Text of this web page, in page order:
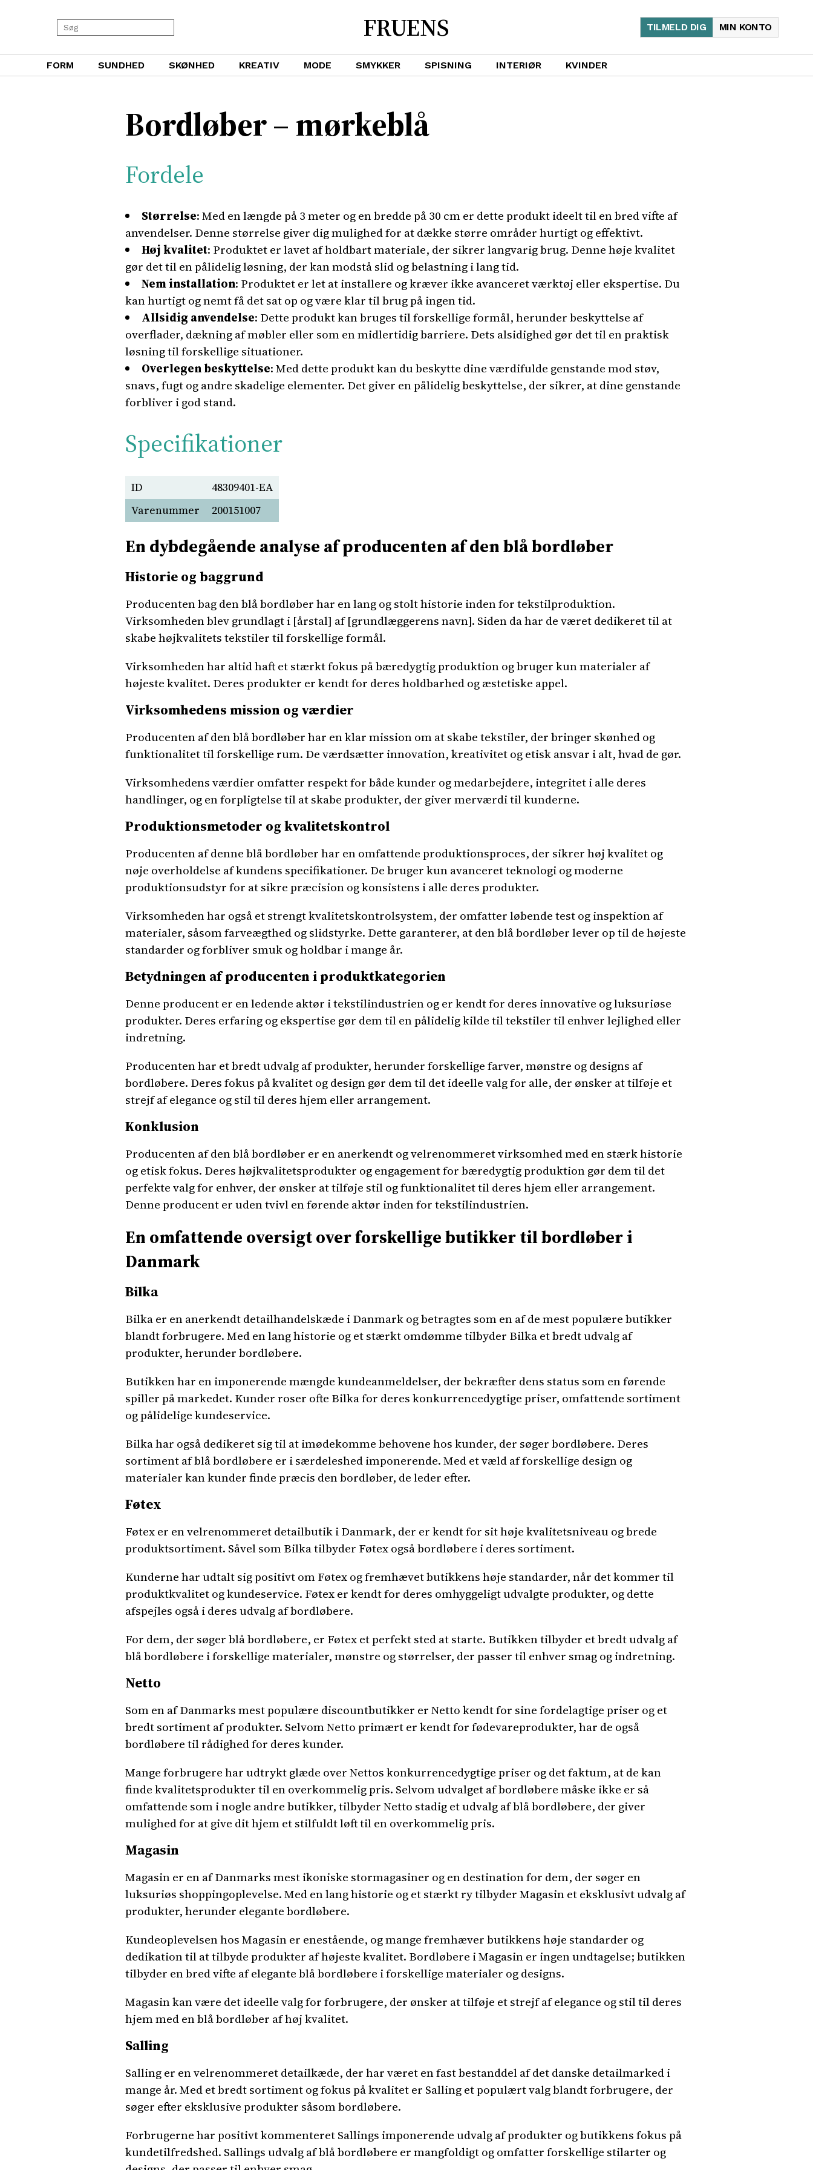
FRUENS MIN KONTO
TILMELD DIG
FORM SUNDHED SKØNHED KREATIV MODE SMYKKER SPISNING INTERIØR KVINDER
Bordløber – mørkeblå
Fordele
Størrelse: Med en længde på 3 meter og en bredde på 30 cm er dette produkt ideelt til en bred vifte af
anvendelser. Denne størrelse giver dig mulighed for at dække større områder hurtigt og effektivt.
Høj kvalitet: Produktet er lavet af holdbart materiale, der sikrer langvarig brug. Denne høje kvalitet
gør det til en pålidelig løsning, der kan modstå slid og belastning i lang tid.
Nem installation: Produktet er let at installere og kræver ikke avanceret værktøj eller ekspertise. Du
kan hurtigt og nemt få det sat op og være klar til brug på ingen tid.
Allsidig anvendelse: Dette produkt kan bruges til forskellige formål, herunder beskyttelse af
overflader, dækning af møbler eller som en midlertidig barriere. Dets alsidighed gør det til en praktisk
løsning til forskellige situationer.
Overlegen beskyttelse: Med dette produkt kan du beskytte dine værdifulde genstande mod støv,
snavs, fugt og andre skadelige elementer. Det giver en pålidelig beskyttelse, der sikrer, at dine genstande
forbliver i god stand.
Specifikationer
ID
48309401-EA
Varenummer
200151007
En dybdegående analyse af producenten af den blå bordløber
Historie og baggrund
Producenten bag den blå bordløber har en lang og stolt historie inden for tekstilproduktion.
Virksomheden blev grundlagt i [årstal] af [grundlæggerens navn]. Siden da har de været dedikeret til at
skabe højkvalitets tekstiler til forskellige formål.
Virksomheden har altid haft et stærkt fokus på bæredygtig produktion og bruger kun materialer af
højeste kvalitet. Deres produkter er kendt for deres holdbarhed og æstetiske appel.
Virksomhedens mission og værdier
Producenten af den blå bordløber har en klar mission om at skabe tekstiler, der bringer skønhed og
funktionalitet til forskellige rum. De værdsætter innovation, kreativitet og etisk ansvar i alt, hvad de gør.
Virksomhedens værdier omfatter respekt for både kunder og medarbejdere, integritet i alle deres
handlinger, og en forpligtelse til at skabe produkter, der giver merværdi til kunderne.
Produktionsmetoder og kvalitetskontrol
Producenten af denne blå bordløber har en omfattende produktionsproces, der sikrer høj kvalitet og
nøje overholdelse af kundens specifikationer. De bruger kun avanceret teknologi og moderne
produktionsudstyr for at sikre præcision og konsistens i alle deres produkter.
Virksomheden har også et strengt kvalitetskontrolsystem, der omfatter løbende test og inspektion af
materialer, såsom farveægthed og slidstyrke. Dette garanterer, at den blå bordløber lever op til de højeste
standarder og forbliver smuk og holdbar i mange år.
Betydningen af producenten i produktkategorien
Denne producent er en ledende aktør i tekstilindustrien og er kendt for deres innovative og luksuriøse
produkter. Deres erfaring og ekspertise gør dem til en pålidelig kilde til tekstiler til enhver lejlighed eller
indretning.
Producenten har et bredt udvalg af produkter, herunder forskellige farver, mønstre og designs af
bordløbere. Deres fokus på kvalitet og design gør dem til det ideelle valg for alle, der ønsker at tilføje et
strejf af elegance og stil til deres hjem eller arrangement.
Konklusion
Producenten af den blå bordløber er en anerkendt og velrenommeret virksomhed med en stærk historie
og etisk fokus. Deres højkvalitetsprodukter og engagement for bæredygtig produktion gør dem til det
perfekte valg for enhver, der ønsker at tilføje stil og funktionalitet til deres hjem eller arrangement.
Denne producent er uden tvivl en førende aktør inden for tekstilindustrien.
En omfattende oversigt over forskellige butikker til bordløber i
Danmark
Bilka
Bilka er en anerkendt detailhandelskæde i Danmark og betragtes som en af de mest populære butikker
blandt forbrugere. Med en lang historie og et stærkt omdømme tilbyder Bilka et bredt udvalg af
produkter, herunder bordløbere.
Butikken har en imponerende mængde kundeanmeldelser, der bekræfter dens status som en førende
spiller på markedet. Kunder roser ofte Bilka for deres konkurrencedygtige priser, omfattende sortiment
og pålidelige kundeservice.
Bilka har også dedikeret sig til at imødekomme behovene hos kunder, der søger bordløbere. Deres
sortiment af blå bordløbere er i særdeleshed imponerende. Med et væld af forskellige design og
materialer kan kunder finde præcis den bordløber, de leder efter.
Føtex
Føtex er en velrenommeret detailbutik i Danmark, der er kendt for sit høje kvalitetsniveau og brede
produktsortiment. Såvel som Bilka tilbyder Føtex også bordløbere i deres sortiment.
Kunderne har udtalt sig positivt om Føtex og fremhævet butikkens høje standarder, når det kommer til
produktkvalitet og kundeservice. Føtex er kendt for deres omhyggeligt udvalgte produkter, og dette
afspejles også i deres udvalg af bordløbere.
For dem, der søger blå bordløbere, er Føtex et perfekt sted at starte. Butikken tilbyder et bredt udvalg af
blå bordløbere i forskellige materialer, mønstre og størrelser, der passer til enhver smag og indretning.
Netto
Som en af Danmarks mest populære discountbutikker er Netto kendt for sine fordelagtige priser og et
bredt sortiment af produkter. Selvom Netto primært er kendt for fødevareprodukter, har de også
bordløbere til rådighed for deres kunder.
Mange forbrugere har udtrykt glæde over Nettos konkurrencedygtige priser og det faktum, at de kan
finde kvalitetsprodukter til en overkommelig pris. Selvom udvalget af bordløbere måske ikke er så
omfattende som i nogle andre butikker, tilbyder Netto stadig et udvalg af blå bordløbere, der giver
mulighed for at give dit hjem et stilfuldt løft til en overkommelig pris.
Magasin
Magasin er en af Danmarks mest ikoniske stormagasiner og en destination for dem, der søger en
luksuriøs shoppingoplevelse. Med en lang historie og et stærkt ry tilbyder Magasin et eksklusivt udvalg af
produkter, herunder elegante bordløbere.
Kundeoplevelsen hos Magasin er enestående, og mange fremhæver butikkens høje standarder og
dedikation til at tilbyde produkter af højeste kvalitet. Bordløbere i Magasin er ingen undtagelse; butikken
tilbyder en bred vifte af elegante blå bordløbere i forskellige materialer og designs.
Magasin kan være det ideelle valg for forbrugere, der ønsker at tilføje et strejf af elegance og stil til deres
hjem med en blå bordløber af høj kvalitet.
Salling
Salling er en velrenommeret detailkæde, der har været en fast bestanddel af det danske detailmarked i
mange år. Med et bredt sortiment og fokus på kvalitet er Salling et populært valg blandt forbrugere, der
søger efter eksklusive produkter såsom bordløbere.
Forbrugerne har positivt kommenteret Sallings imponerende udvalg af produkter og butikkens fokus på
kundetilfredshed. Sallings udvalg af blå bordløbere er mangfoldigt og omfatter forskellige stilarter og